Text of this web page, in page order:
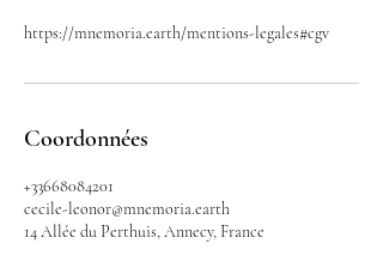
https://mnemoria.earth/mentions-legales#cgv
Coordonnées
+33668084201
cecile-leonor@mnemoria.earth
14 Allée du Perthuis, Annecy, France